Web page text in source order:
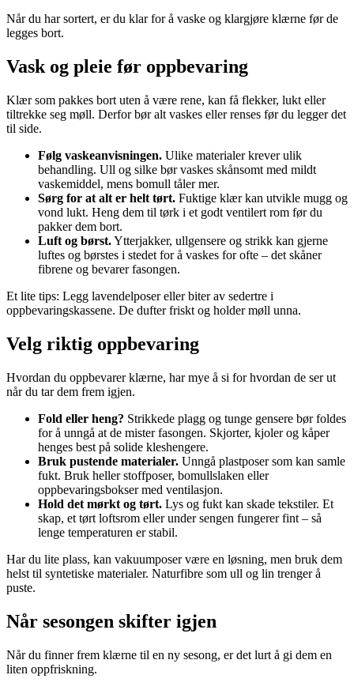
Når du har sortert, er du klar for å vaske og klargjøre klærne før de
legges bort.
Vask og pleie før oppbevaring
Klær som pakkes bort uten å være rene, kan få flekker, lukt eller
tiltrekke seg møll. Derfor bør alt vaskes eller renses før du legger det
til side.
Følg vaskeanvisningen. Ulike materialer krever ulik
behandling. Ull og silke bør vaskes skånsomt med mildt
vaskemiddel, mens bomull tåler mer.
Sørg for at alt er helt tørt. Fuktige klær kan utvikle mugg og
vond lukt. Heng dem til tørk i et godt ventilert rom før du
pakker dem bort.
Luft og børst.Ytterjakker, ullgensere og strikk kan gjerne
luftes og børstes i stedet for å vaskes for ofte – det skåner
fibrene og bevarer fasongen.
Et lite tips: Legg lavendelposer eller biter av sedertre i
oppbevaringskassene. De dufter friskt og holder møll unna.
Velg riktig oppbevaring
Hvordan du oppbevarer klærne, har mye å si for hvordan de ser ut
når du tar dem frem igjen.
Fold eller heng? Strikkede plagg og tunge gensere bør foldes
for å unngå at de mister fasongen. Skjorter, kjoler og kåper
henges best på solide kleshengere.
Bruk pustende materialer. Unngå plastposer som kan samle
fukt. Bruk heller stoffposer, bomullslaken eller
oppbevaringsbokser med ventilasjon.
Hold det mørkt og tørt. Lys og fukt kan skade tekstiler. Et
skap, et tørt loftsrom eller under sengen fungerer fint – så
lenge temperaturen er stabil.
Har du lite plass, kan vakuumposer være en løsning, men bruk dem
helst til syntetiske materialer. Naturfibre som ull og lin trenger å
puste.
Når sesongen skifter igjen
Når du finner frem klærne til en ny sesong, er det lurt å gi dem en
liten oppfriskning.